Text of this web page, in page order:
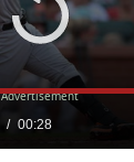
00:28